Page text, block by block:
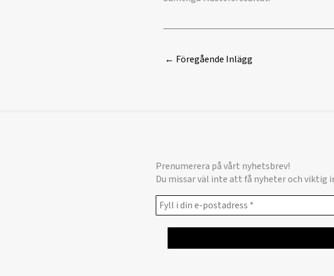
← Föregående Inlägg
Prenumerera på vårt nyhetsbrev!
Du missar väl inte att få nyheter och viktig